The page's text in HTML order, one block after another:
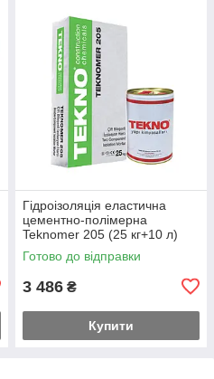
Гідроізоляція еластична
цементно-полімерна
Teknomer 205 (25 кг+10 л)
Готово до відправки
3 486 ₴
Купити